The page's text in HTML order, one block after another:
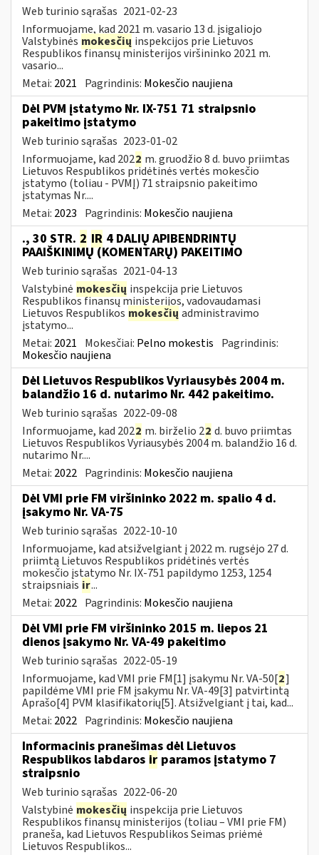
Web turinio sąrašas 2021-02-23
Informuojame, kad 2021 m. vasario 13 d. įsigaliojo
Valstybinės mokesčių inspekcijos prie Lietuvos
Respublikos finansų ministerijos viršininko 2021 m.
vasario...
Metai: 2021 Pagrindinis: Mokesčio naujiena
Dėl PVM įstatymo Nr. IX-751 71 straipsnio
pakeitimo įstatymo
Web turinio sąrašas 2023-01-02
Informuojame, kad 2022 m. gruodžio 8 d. buvo priimtas
Lietuvos Respublikos pridėtinės vertės mokesčio
įstatymo (toliau ­- PVMĮ) 71 straipsnio pakeitimo
įstatymas Nr....
Metai: 2023 Pagrindinis: Mokesčio naujiena
., 30 STR. 2 IR 4 DALIŲ APIBENDRINTŲ
PAAIŠKINIMŲ (KOMENTARŲ) PAKEITIMO
Web turinio sąrašas 2021-04-13
Valstybinė mokesčių inspekcija prie Lietuvos
Respublikos finansų ministerijos, vadovaudamasi
Lietuvos Respublikos mokesčių administravimo
įstatymo...
Metai: 2021 Mokesčiai: Pelno mokestis Pagrindinis:
Mokesčio naujiena
Dėl Lietuvos Respublikos Vyriausybės 2004 m.
balandžio 16 d. nutarimo Nr. 442 pakeitimo.
Web turinio sąrašas 2022-09-08
Informuojame, kad 2022 m. birželio 22 d. buvo priimtas
Lietuvos Respublikos Vyriausybės 2004 m. balandžio 16 d.
nutarimo Nr....
Metai: 2022 Pagrindinis: Mokesčio naujiena
Dėl VMI prie FM viršininko 2022 m. spalio 4 d.
įsakymo Nr. VA-75
Web turinio sąrašas 2022-10-10
Informuojame, kad atsižvelgiant į 2022 m. rugsėjo 27 d.
priimtą Lietuvos Respublikos pridėtinės vertės
mokesčio įstatymo Nr. IX-751 papildymo 1253, 1254
straipsniais ir...
Metai: 2022 Pagrindinis: Mokesčio naujiena
Dėl VMI prie FM viršininko 2015 m. liepos 21
dienos įsakymo Nr. VA-49 pakeitimo
Web turinio sąrašas 2022-05-19
Informuojame, kad VMI prie FM[1] įsakymu Nr. VA-50[2]
papildėme VMI prie FM įsakymu Nr. VA-49[3] patvirtintą
Aprašo[4] PVM klasifikatorių[5]. Atsižvelgiant į tai, kad...
Metai: 2022 Pagrindinis: Mokesčio naujiena
Informacinis pranešimas dėl Lietuvos
Respublikos labdaros ir paramos įstatymo 7
straipsnio
Web turinio sąrašas 2022-06-20
Valstybinė mokesčių inspekcija prie Lietuvos
Respublikos finansų ministerijos (toliau – VMI prie FM)
praneša, kad Lietuvos Respublikos Seimas priėmė
Lietuvos Respublikos...